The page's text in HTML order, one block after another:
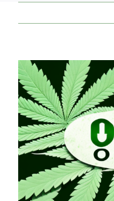
Zeige
grösseres
Bild